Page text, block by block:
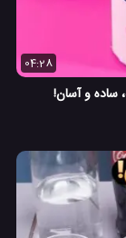
04:28
ساده و آسان!